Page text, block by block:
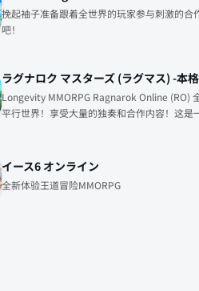
挽起袖子准备跟着全世界的玩家参与刺激的合
吧！
Longevity MMORPG Ragnarok Online (RO)
平行世界！享受大量的独奏和合作内容！这是
イース6 オンライン
全新体验王道冒险MMORPG